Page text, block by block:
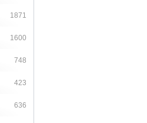
1871
1600
748
423
636